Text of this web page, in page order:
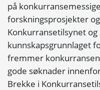
på
forskningsprosjekter
Konkurransetilsynet
kunnskapsgrunnlaget
fremmer
gode søknader
Brekke i